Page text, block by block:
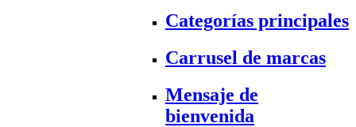
Categorías principales
Carrusel de marcas
Mensaje de
bienvenida